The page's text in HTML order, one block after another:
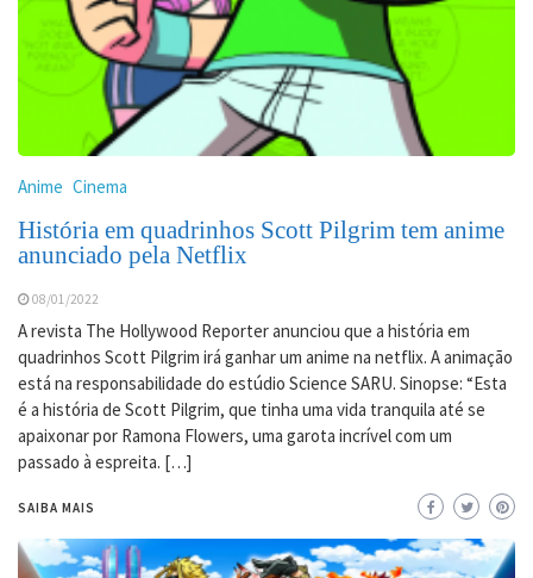
Anime Cinema
História em quadrinhos Scott Pilgrim tem anime
anunciado pela Netflix
08/01/2022
A revista The Hollywood Reporter anunciou que a história em
quadrinhos Scott Pilgrim irá ganhar um anime na netflix. A animação
está na responsabilidade do estúdio Science SARU. Sinopse: “Esta
é a história de Scott Pilgrim, que tinha uma vida tranquila até se
apaixonar por Ramona Flowers, uma garota incrível com um
passado à espreita. […]
SAIBA MAIS